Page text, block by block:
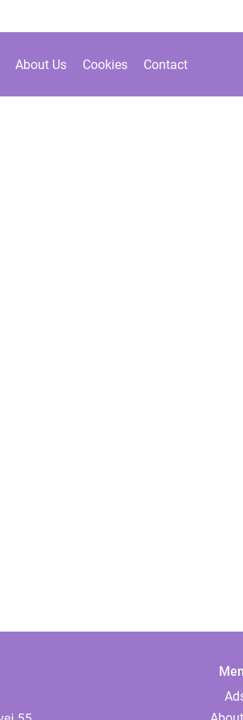
About Us Cookies Contact